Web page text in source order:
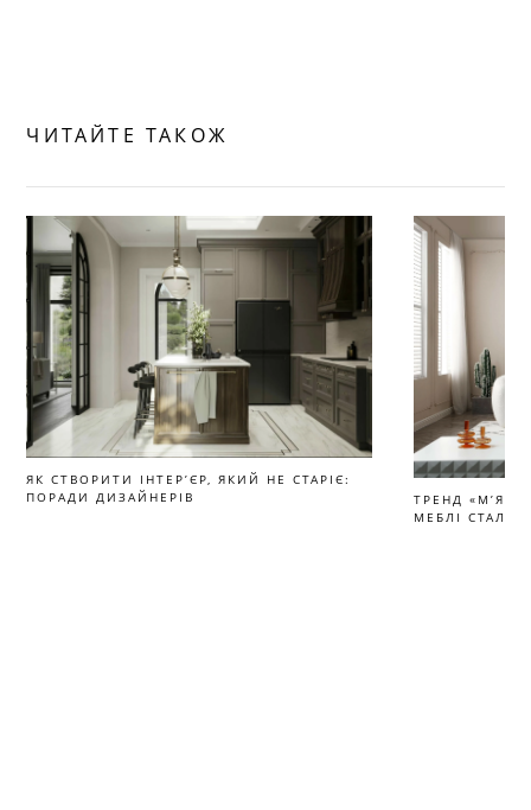
ЧИТАЙТЕ ТАКОЖ
ЯК СТВОРИТИ ІНТЕР’ЄР, ЯКИЙ НЕ СТАРІЄ:
ПОРАДИ ДИЗАЙНЕРІВ
ТРЕНД
МЕБЛІ СТАЛИ